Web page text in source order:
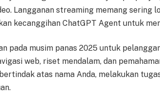
Langganan streaming memang sering
kecanggihan ChatGPT Agent untuk
pada musim panas 2025 untuk
web, riset mendalam, dan
atas nama Anda, melakukan